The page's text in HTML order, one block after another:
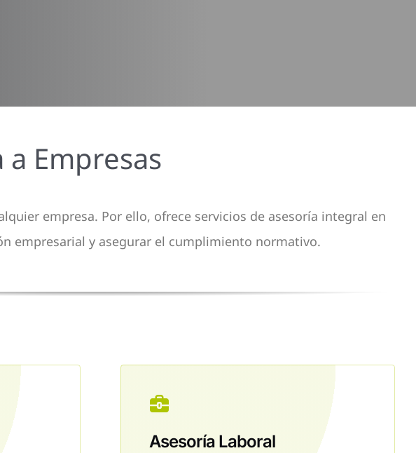
Empresas
empresa. Por ello, ofrece servicios de asesoría integral en
empresarial y asegurar el cumplimiento normativo.
Asesoría Laboral